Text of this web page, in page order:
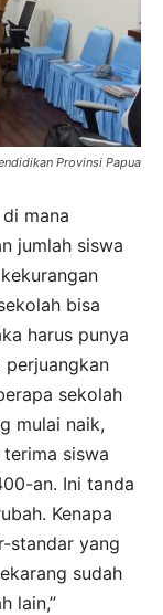
Provinsi Papua
mana
jumlah siswa
bisa
harus punya
sekolah
mulai naik,
siswa
an. Ini tanda
Kenapa
standar yang
sudah
lain,”